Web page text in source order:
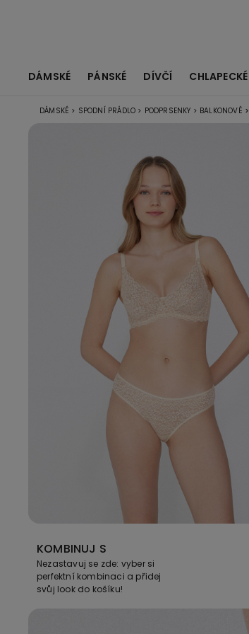
DÁMSKÉ PÁNSKÉ DÍVČÍ CHLAPECKÉ
DÁMSKÉ > SPODNÍ PRÁDLO > PODPRSENKY > BALKONOVÉ >
KOMBINUJ S
Nezastavuj se zde: vyber si
perfektní kombinaci a přidej
svůj look do košíku!